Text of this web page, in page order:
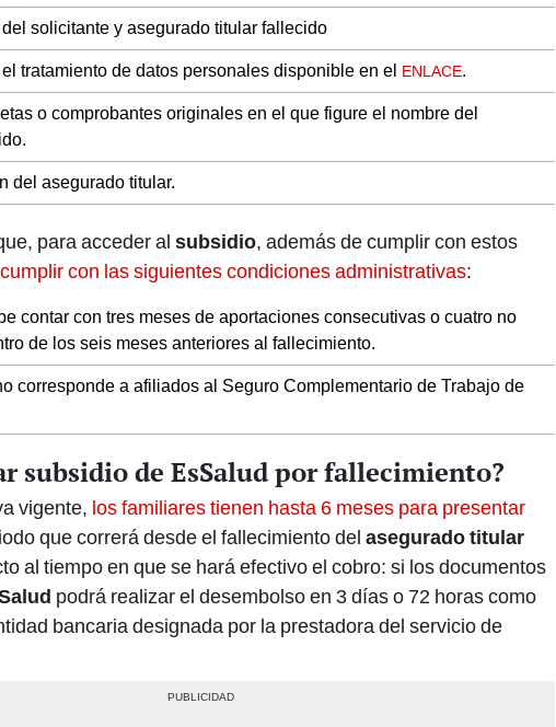
solicitante y asegurado titular fallecido
tratamiento de datos personales disponible en el ENLACE.
o comprobantes originales en el que figure el nombre del
del asegurado titular.
para acceder al subsidio, además de cumplir con estos
con las siguientes condiciones administrativas:
contar con tres meses de aportaciones consecutivas o cuatro no
de los seis meses anteriores al fallecimiento.
corresponde a afiliados al Seguro Complementario de Trabajo de
subsidio de EsSalud por fallecimiento?
vigente, los familiares tienen hasta 6 meses para presentar
que correrá desde el fallecimiento del asegurado titular
al tiempo en que se hará efectivo el cobro: si los documentos
podrá realizar el desembolso en 3 días o 72 horas como
bancaria designada por la prestadora del servicio de